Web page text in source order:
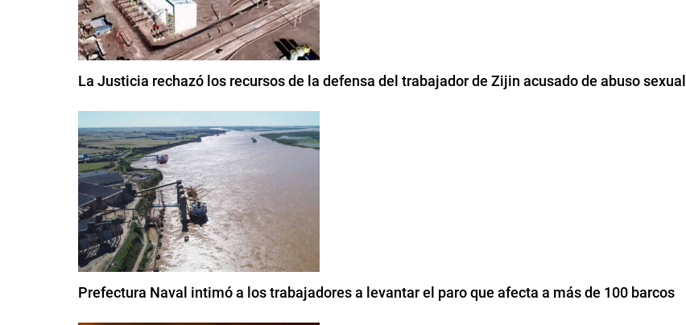
La Justicia rechazó los recursos de la defensa del trabajador de Zijin acusado de abuso sexual
Prefectura Naval intimó a los trabajadores a levantar el paro que afecta a más de 100 barcos